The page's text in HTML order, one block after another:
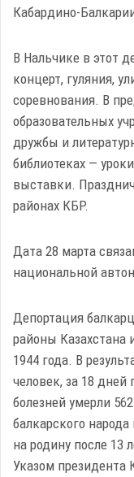
Кабардино-
В Нальчике в этот
концерт, гуляния,
соревнования. В
образовательных
дружбы и
библиотеках —
выставки.
районах КБР.
Дата 28 марта
национальной
Депортация
районы Казахстана
1944 года. В
человек, за 18 дней
болезней умерли
балкарского
на родину после 13
Указом президента